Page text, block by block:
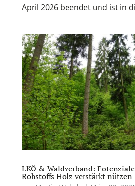
April 2026 beendet und ist in
LKÖ & Waldverband:
Rohstoffs Holz verstärkt nützen